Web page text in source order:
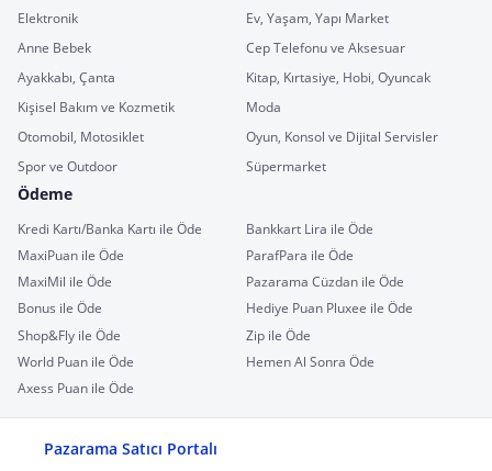
Elektronik
Ev, Yaşam, Yapı Market
Anne Bebek
Cep Telefonu ve Aksesuar
Ayakkabı, Çanta
Kitap, Kırtasiye, Hobi, Oyuncak
Kişisel Bakım ve Kozmetik
Moda
Otomobil, Motosiklet
Oyun, Konsol ve Dijital Servisler
Spor ve Outdoor
Süpermarket
Ödeme
Kredi Kartı/Banka Kartı ile Öde
Bankkart Lira ile Öde
MaxiPuan ile Öde
ParafPara ile Öde
MaxiMil ile Öde
Pazarama Cüzdan ile Öde
Bonus ile Öde
Hediye Puan Pluxee ile Öde
Shop&Fly ile Öde
Zip ile Öde
World Puan ile Öde
Hemen Al Sonra Öde
Axess Puan ile Öde
Pazarama Satıcı Portalı